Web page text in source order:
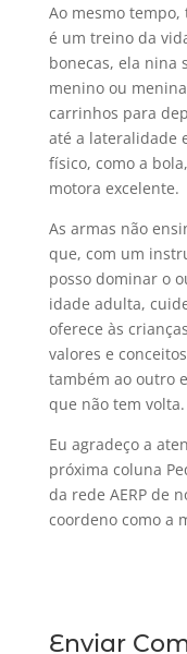
Ao mesmo
é um treino da
bonecas, ela nina
menino ou
carrinhos para
até a lateralidade
físico, como a
motora excelente.
As armas não
que, com um
posso dominar o
idade adulta,
oferece às
valores e
também ao outro
que não tem volta.
Eu agradeço a
próxima coluna
da rede AERP de
coordeno como a
Enviar